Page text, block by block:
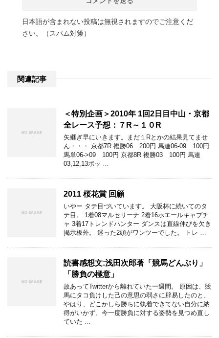
日本語が含まれない投稿は無視されますのでご注意くだ
さい。（スパム対策）
関連記事
＜特別企画＞2010年 1回2日目中山・京都
全レース予想：７R～１０R
矢継ぎ早にいきます。まだ１Rとかの結果見てませ
ん・・・ 京都7R 複勝06 200円 馬連06-09 100円
馬単06->09 100円 京都8R 複勝03 100円 馬連
03,12,13ボッ …
2011 桜花賞 回顧
いやー タテ目づいています。 大阪杯に続いてのタ
テ目。 1着08マルセリーナ 2着16ホエールキャプチ
ャ 3着17トレンドハンター ダンスは直線伸びを欠き
掲示板外。 迷った2頭がワンツーでした。 トレ …
読書感想文:浅田次郎著「競馬どんぶり」
「勝負の極意」
故あってTwitterから離れていた一週間。 原因は、競
馬にタコ負けした己の意思の弱さに辟易したのと、
やはり、どこかしら勝ちに執着できてない自分に納
得がいかず、今一度勝負に対する姿勢を見つめ直し
ていた …